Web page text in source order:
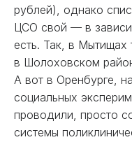
рублей), однако
ЦСО свой — в
есть. Так, в Мытищах
в Шолоховском
А вот в Оренбурге,
социальных
проводили, просто
системы